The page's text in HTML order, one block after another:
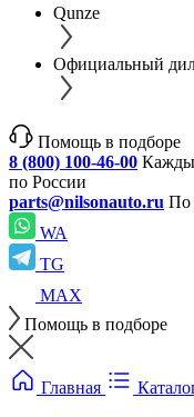
Qunze
Официальный
Помощь в подборе
8 (800) 100-46-00
по России
parts@nilsonauto.ru По
WA
TG
MAX
Помощь в подборе
Главная